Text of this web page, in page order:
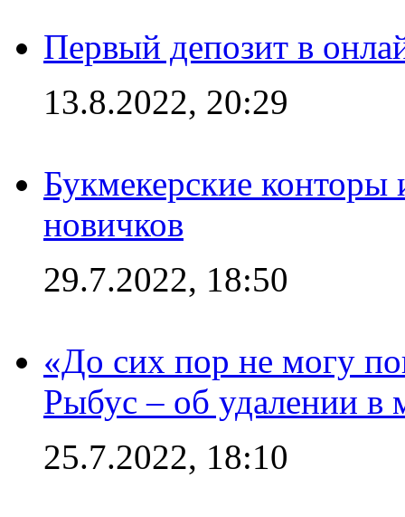
Первый депозит в
13.8.2022, 20:29
Букмекерские конторы
новичков
29.7.2022, 18:50
«До сих пор не могу
Рыбус – об удалении в
25.7.2022, 18:10